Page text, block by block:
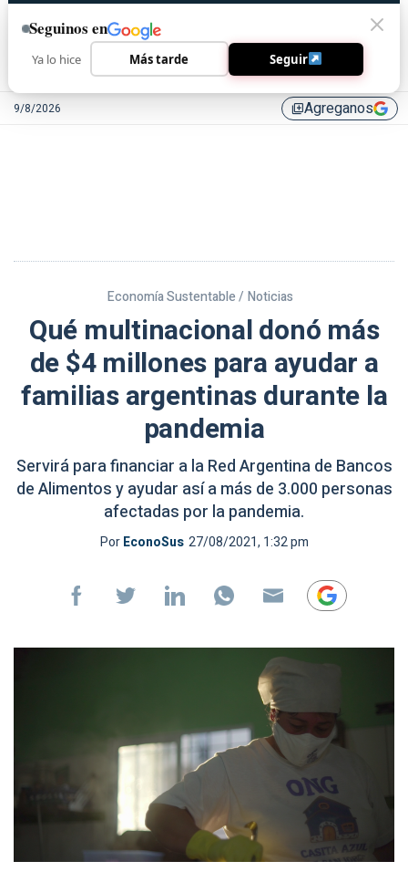
9/8/2026 library_addAgreganos
Economía Sustentable / Noticias
Qué multinacional donó más
de $4 millones para ayudar a
familias argentinas durante la
pandemia
Servirá para financiar a la Red Argentina de Bancos
de Alimentos y ayudar así a más de 3.000 personas
afectadas por la pandemia.
PorEconoSus 27/08/2021, 1:32 pm
Seguinos en
Ya lo hice Más tarde Seguir